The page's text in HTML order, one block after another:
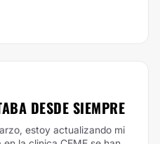
DESDE SIEMPRE
estoy actualizando mi